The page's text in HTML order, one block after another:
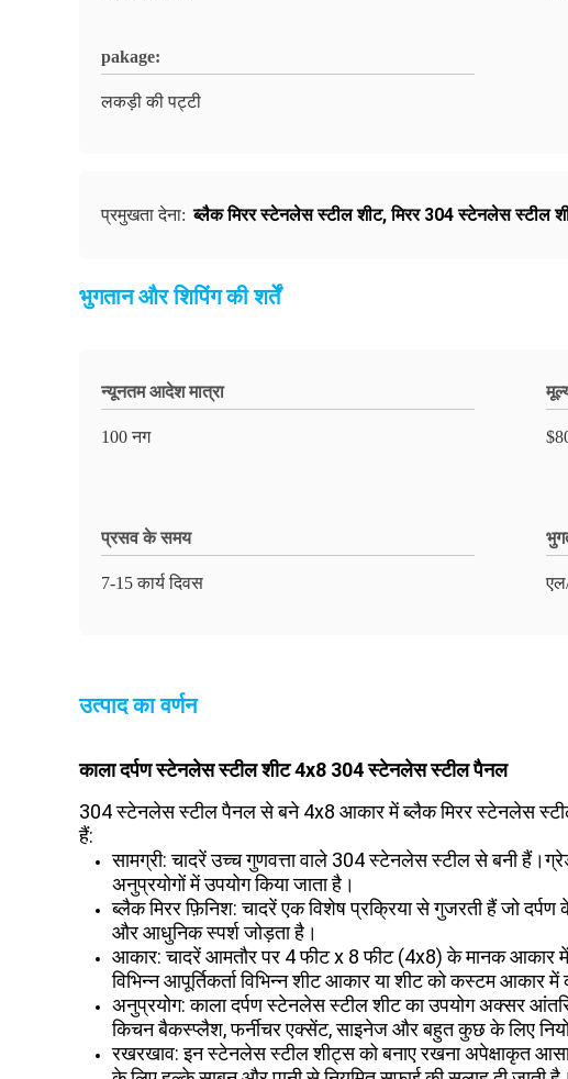
pakage:
लकड़ी की पट्टी
प्रमुखता देना: ब्लैक मिरर स्टेनलेस स्टील शीट,मिरर 304 स्टेनलेस स्टील
भुगतान और शिपिंग की शर्तें
न्यूनतम आदेश मात्रा
100 नग
प्रसव के समय
7-15 कार्य दिवस
उत्पाद का वर्णन
काला दर्पण स्टेनलेस स्टील शीट 4x8 304 स्टेनलेस स्टील पैनल
304 स्टेनलेस स्टील पैनल से बने 4x8 आकार में ब्लैक मिरर स्टेनलेस
हैं:
सामग्री: चादरें उच्च गुणवत्ता वाले 304 स्टेनलेस स्टील से बनी
अनुप्रयोगों में उपयोग किया जाता है।
ब्लैक मिरर फ़िनिश: चादरें एक विशेष प्रक्रिया से गुजरती हैं जो
और आधुनिक स्पर्श जोड़ता है।
आकार: चादरें आमतौर पर 4 फीट x 8 फीट (4x8) के मानक आकार में
विभिन्न आपूर्तिकर्ता विभिन्न शीट आकार या शीट को कस्टम आकार
अनुप्रयोग: काला दर्पण स्टेनलेस स्टील शीट का उपयोग अक्सर
किचन बैकस्प्लैश, फर्नीचर एक्सेंट, साइनेज और बहुत कुछ के लिए
रखरखाव: इन स्टेनलेस स्टील शीट्स को बनाए रखना अपेक्षाकृत